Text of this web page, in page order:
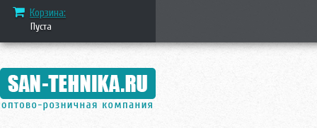
Корзина:
Пуста